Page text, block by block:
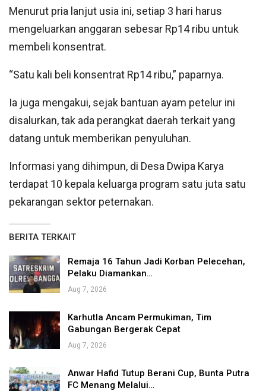
Menurut pria lanjut usia ini, setiap 3 hari harus
mengeluarkan anggaran sebesar Rp14 ribu untuk
membeli konsentrat.
“Satu kali beli konsentrat Rp14 ribu,” paparnya.
Ia juga mengakui, sejak bantuan ayam petelur ini
disalurkan, tak ada perangkat daerah terkait yang
datang untuk memberikan penyuluhan.
Informasi yang dihimpun, di Desa Dwipa Karya
terdapat 10 kepala keluarga program satu juta satu
pekarangan sektor peternakan.
BERITA TERKAIT
Remaja 16 Tahun Jadi Korban Pelecehan,
Pelaku Diamankan…
Aug 7, 2026
Karhutla Ancam Permukiman, Tim
Gabungan Bergerak Cepat
Aug 7, 2026
Anwar Hafid Tutup Berani Cup, Bunta Putra
FC Menang Melalui…